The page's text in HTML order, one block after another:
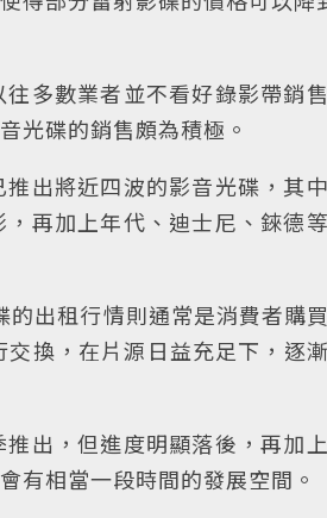
多數業者並不看好錄影帶銷售
光碟的銷售頗為積極。
出將近四波的影音光碟，其
再加上年代、迪士尼、錸德
出租行情則通常是消費者購
換，在片源日益充足下，逐
出，但進度明顯落後，再加
有相當一段時間的發展空間。